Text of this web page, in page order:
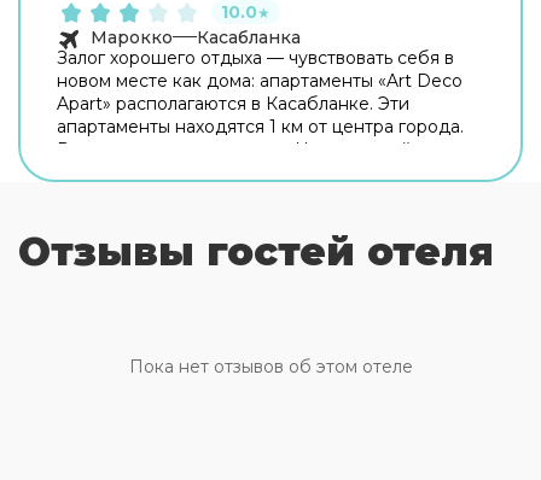
10.0★
Марокко
Касабланка
Залог хорошего отдыха — чувствовать себя в
новом месте как дома: апартаменты «Art Deco
Apart» располагаются в Касабланке. Эти
апартаменты находятся 1 км от центра города.
Рядом с апартаментами — Центральный рынок
информацию сразу при заезде. Любимца не
придётся оставлять дома: разрешается
и французском. Номер уютно обставлен и
оснащён необходимым, чтобы отдохнуть после
Отзывы гостей отеля
Пока нет отзывов об этом отеле